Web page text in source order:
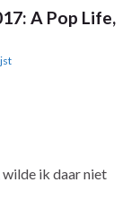
A Pop Life,
ik daar niet